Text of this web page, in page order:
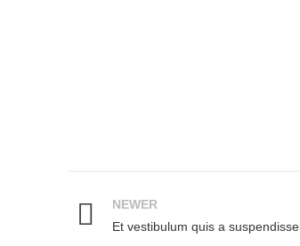
NEWER
Et vestibulum quis a suspendisse